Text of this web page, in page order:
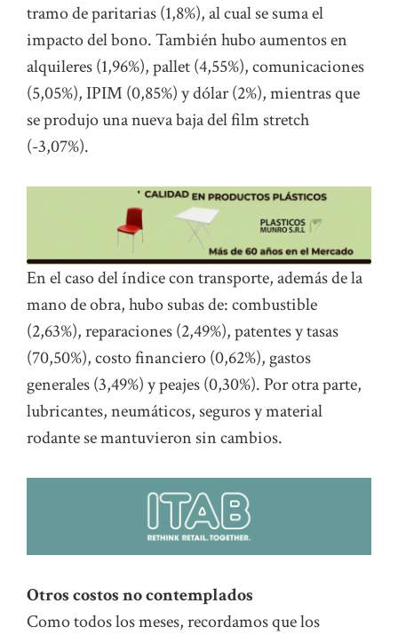
tramo de paritarias (1,8%), al cual se suma el
impacto del bono. También hubo aumentos en
alquileres (1,96%), pallet (4,55%), comunicaciones
(5,05%), IPIM (0,85%) y dólar (2%), mientras que
se produjo una nueva baja del film stretch
(-3,07%).
En el caso del índice con transporte, además de la
mano de obra, hubo subas de: combustible
(2,63%), reparaciones (2,49%), patentes y tasas
(70,50%), costo financiero (0,62%), gastos
generales (3,49%) y peajes (0,30%). Por otra parte,
lubricantes, neumáticos, seguros y material
rodante se mantuvieron sin cambios.
Otros costos no contemplados
Como todos los meses, recordamos que los